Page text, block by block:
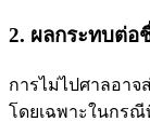
2. ผลกระทบต่อ
การไม่ไปศาลอา
โดยเฉพาะในกรณี